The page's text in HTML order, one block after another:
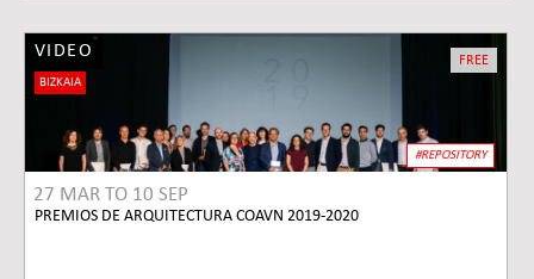
VIDEO
BIZKAIA
27 MAR TO 10 SEP
FREE
PREMIOS DE ARQUITECTURA COAVN 2019-2020
#REPOSITORY